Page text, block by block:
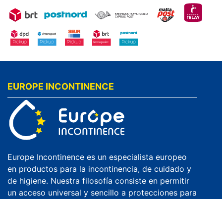
EUROPE INCONTINENCE
Europe Incontinence es un especialista europeo
en productos para la incontinencia, de cuidado y
de higiene. Nuestra filosofía consiste en permitir
un acceso universal y sencillo a protecciones para